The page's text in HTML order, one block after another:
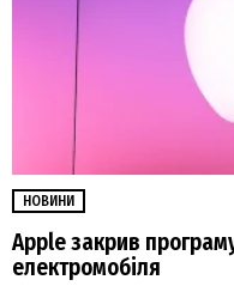
НОВИНИ
Apple закрив
електромобіля